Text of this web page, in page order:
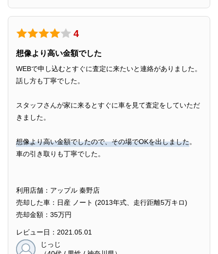
4
想像より高い金額でした
WEBで申し込むとすぐに査定に来たいと連絡がありました。
話し方も丁寧でした。
スタッフさんが家に来るとすぐに車を見て査定をしていただ
きました。
想像より高い金額でしたので、その場でOKを出しました。
車の引き取りも丁寧でした。
利用店舗：アップル 秦野店
売却した車：日産 ノート (2013年式、走行距離5万キロ)
売却金額：35万円
レビュー日：2021.05.01
じっじ